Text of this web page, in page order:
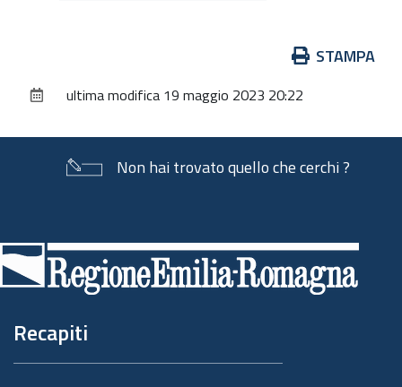
documento
STAMPA
ultima modifica 19 maggio 2023 20:22
Non hai trovato quello che cerchi ?
di
pagina
Recapiti